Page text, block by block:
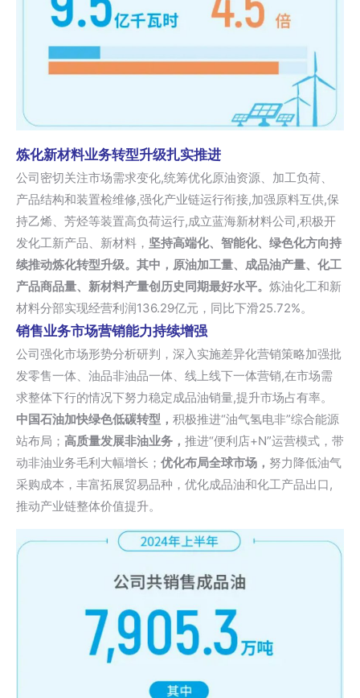
炼化新材料业务转型升级扎实推进
公司密切关注市场需求变化,统筹优化原油资源、加工负荷、
产品结构和装置检维修,强化产业链运行衔接,加强原料互供,保
持乙烯、芳烃等装置高负荷运行,成立蓝海新材料公司,积极开
发化工新产品、新材料， 坚持高端化、智能化、绿色化方向持
续推动炼化转型升级。 其中， 原油加工量、成品油产量、化工
产品商品量、新材料产量创历史同期最好水平。 炼油化工和新
材料分部实现经营利润136.29亿元，同比下滑25.72%。
销售业务市场营销能力持续增强
公司强化市场形势分析研判，深入实施差异化营销策略加强批
发零售一体、油品非油品一体、线上线下一体营销,在市场需
求整体下行的情况下努力稳定成品油销量,提升市场占有率。
中国石油加快绿色低碳转型， 积极推进“油气氢电非”综合能源
站布局； 高质量发展非油业务， 推进“便利店+N”运营模式，带
动非油业务毛利大幅增长； 优化布局全球市场， 努力降低油气
采购成本，丰富拓展贸易品种，优化成品油和化工产品出口,
推动产业链整体价值提升。